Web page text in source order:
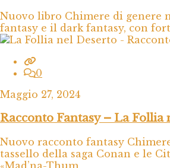
Nuovo libro Chimere di genere
fantasy e il dark fantasy, con
0
Maggio 27, 2024
Racconto Fantasy – La Follia
Nuovo racconto fantasy
tassello della saga Conan e le